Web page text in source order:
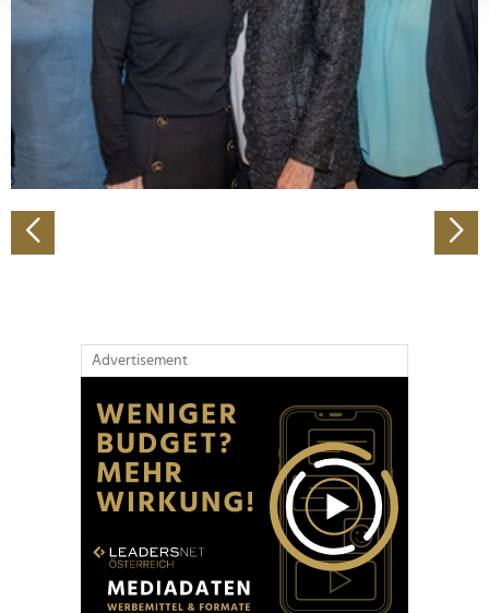
verarbeitet werden, und legen Sie Ihre Präferenzen im
Abschnitt Einzelheiten
fest.
Wir verwenden Cookies, um Inhalte und Anzeigen zu
personalisieren, Funktionen für soziale Medien anbieten
zu können und die Zugriffe auf unsere Website zu
analysieren. Außerdem geben wir Informationen zu Ihrer
Verwendung unserer Website an unsere Partner für
soziale Medien, Werbung und Analysen weiter. Unsere
Partner führen diese Informationen möglicherweise mit
Advertisement